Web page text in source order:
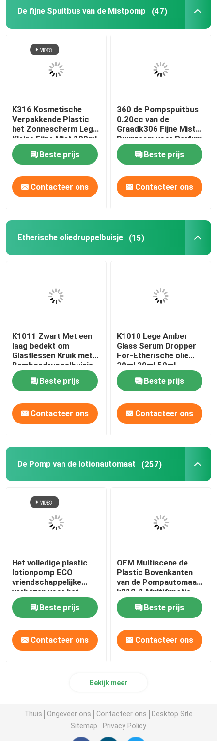
De fijne Spuitbus van de Mistpomp (47)
K316 Kosmetische
Verpakkende Plastic
het Zonnescherm Lege
Kleine Fijne Mist 100ml
125ml van
Huisdierenflessen
Beste prijs
Contacteer ons
360 de Pompspuitbus
0.20cc van de
Graadk306 Fijne Mist
Duurzaam voor Parfum
Beste prijs
Contacteer ons
Etherische oliedruppelbuisje (15)
K1011 Zwart Met een
laag bedekt om
Glasflessen Kruik met
Bamboedruppelbuisje
GLB
Beste prijs
Contacteer ons
K1010 Lege Amber
Glass Serum Dropper
For-Etherische olie
20ml 30ml 50ml
Beste prijs
Contacteer ons
De Pomp van de lotionautomaat (257)
Het volledige plastic
lotionpomp ECO
vriendschappelijke
verbazen voor het
recycling van slechts
pp-PE Monomateriaal
Beste prijs
Contacteer ons
OEM Multiscene de
Plastic Bovenkanten
van de Pompautomaat,
k212-1 Multifunctie
24mm Lotionpomp
Beste prijs
Contacteer ons
Bekijk meer
Thuis Ongeveer ons Contacteer ons
Desktop Site
Sitemap
Privacy Policy